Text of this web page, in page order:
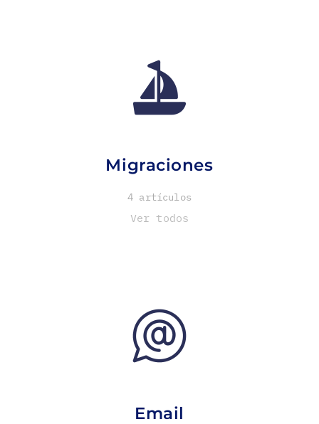
Migraciones
4 artículos
Ver todos
Email